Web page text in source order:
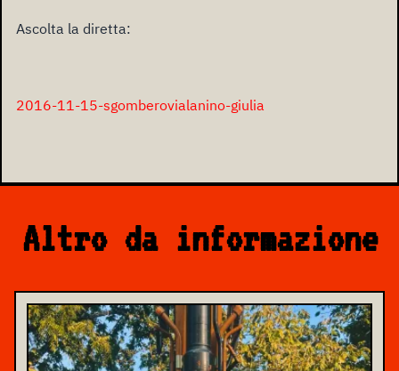
Ascolta la diretta:
2016-11-15-sgomberovialanino-giulia
Altro da informazione